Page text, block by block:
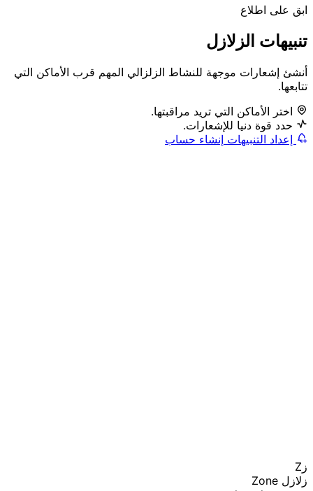
ابق على اطلاع
تنبيهات الزلازل
أنشئ إشعارات موجهة للنشاط الزلزالي المهم قرب الأماكن التي
تتابعها.
اختر الأماكن التي تريد مراقبتها.
حدد قوة دنيا للإشعارات.
إعداد التنبيهات إنشاء حساب
زZ
زلازل Zone